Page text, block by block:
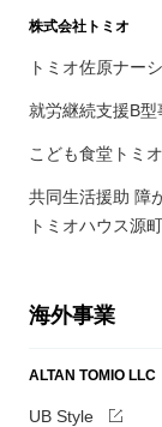
株式会社トミオ
トミオ佐原ナー
就労継続支援B
こども食堂トミ
共同生活援助 障
トミオハウス源町
海外事業
ALTAN TOMIO LLC
UB Style